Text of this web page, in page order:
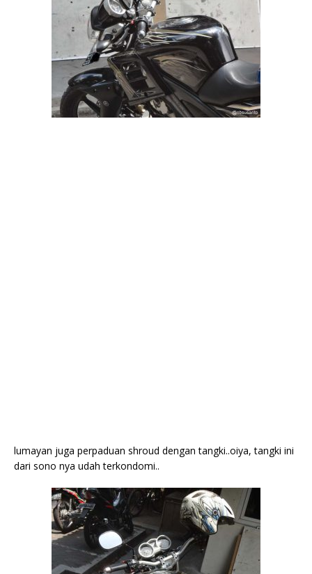
lumayan juga perpaduan shroud dengan tangki..oiya, tangki ini
dari sono nya udah terkondomi..